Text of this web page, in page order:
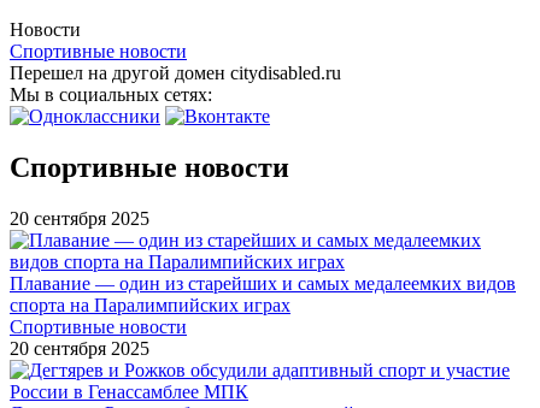
Новости
Спортивные новости
Перешел на другой домен citydisabled.ru
Мы в социальных сетях:
Спортивные новости
20 сентября 2025
Плавание — один из старейших и самых медалеемких видов
спорта на Паралимпийских играх
Спортивные новости
20 сентября 2025